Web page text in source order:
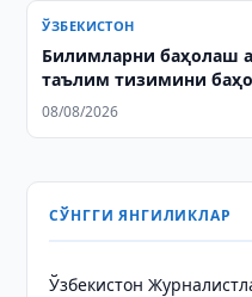
ЎЗБЕКИСТОН
Билимларни баҳолаш
таълим тизимини
муҳокама қилди
08/08/2026
СЎНГГИ ЯНГИЛИКЛАР
Ўзбекистон